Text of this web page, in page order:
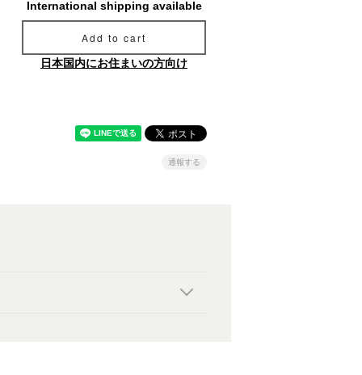
International shipping available
Add to cart
日本国内にお住まいの方向け
通報する